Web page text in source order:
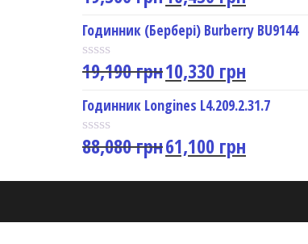
t
e
d
0
o
u
t
o
f
5
Годинник (Бербері) Burberry BU9144
R
t
e
d
0
o
19,190грн10,330 грн
Годинник Longines L4.209.2.31.7
R
0
88,080грн61,100 грн